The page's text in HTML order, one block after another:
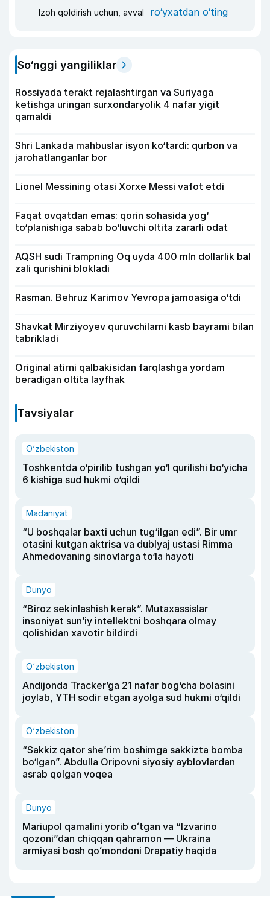
Izoh qoldirish uchun, avval ro‘yxatdan o‘ting
So‘nggi yangiliklar
Rossiyada terakt rejalashtirgan va Suriyaga
ketishga uringan surxondaryolik 4 nafar yigit
qamaldi
Shri Lankada mahbuslar isyon ko‘tardi: qurbon va
jarohatlanganlar bor
Lionel Messining otasi Xorxe Messi vafot etdi
Faqat ovqatdan emas: qorin sohasida yog‘
to‘planishiga sabab bo‘luvchi oltita zararli odat
AQSH sudi Trampning Oq uyda 400 mln dollarlik bal
zali qurishini blokladi
Rasman. Behruz Karimov Yevropa jamoasiga o‘tdi
Shavkat Mirziyoyev quruvchilarni kasb bayrami bilan
tabrikladi
Original atirni qalbakisidan farqlashga yordam
beradigan oltita layfhak
Tavsiyalar
O‘zbekiston
Toshkentda o‘pirilib tushgan yo‘l qurilishi bo‘yicha
6 kishiga sud hukmi o‘qildi
Madaniyat
“U boshqalar baxti uchun tug‘ilgan edi”. Bir umr
otasini kutgan aktrisa va dublyaj ustasi Rimma
Ahmedovaning sinovlarga to‘la hayoti
Dunyo
“Biroz sekinlashish kerak”. Mutaxassislar
insoniyat sun’iy intellektni boshqara olmay
qolishidan xavotir bildirdi
O‘zbekiston
Andijonda Tracker’ga 21 nafar bog‘cha bolasini
joylab, YTH sodir etgan ayolga sud hukmi o‘qildi
O‘zbekiston
“Sakkiz qator she’rim boshimga sakkizta bomba
bo‘lgan”. Abdulla Oripovni siyosiy ayblovlardan
asrab qolgan voqea
Dunyo
Mariupol qamalini yorib oʻtgan va “Izvarino
qozoni”dan chiqqan qahramon — Ukraina
armiyasi bosh qoʻmondoni Drapatiy haqida